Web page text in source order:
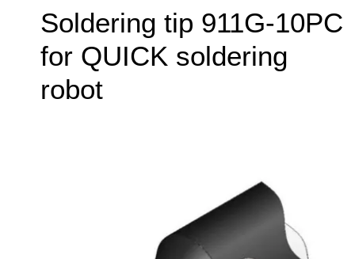
Soldering tip 911G-10PC
for QUICK soldering
robot